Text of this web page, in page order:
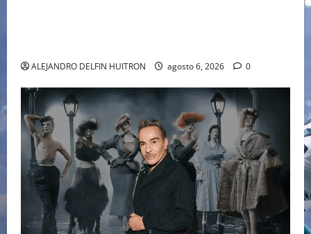
ALEJANDRO DELFIN HUITRON agosto 6, 2026 0